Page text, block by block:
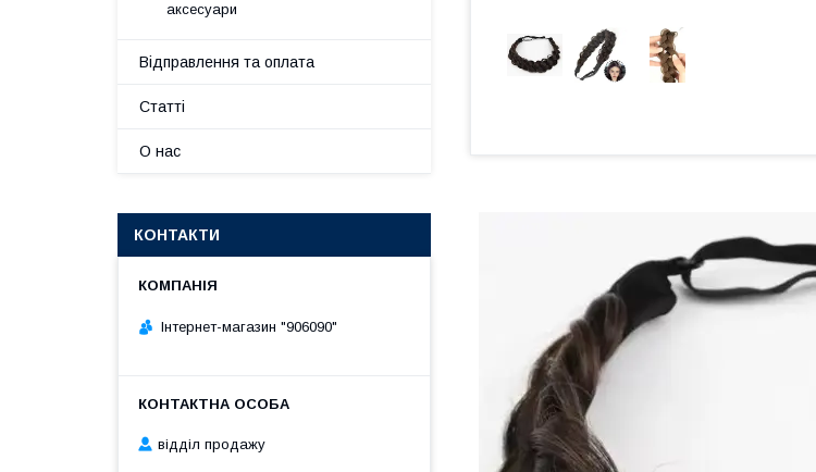
аксесуари
Відправлення та оплата
Статті
О нас
КОНТАКТИ
Інтернет-магазин "906090"
відділ продажу